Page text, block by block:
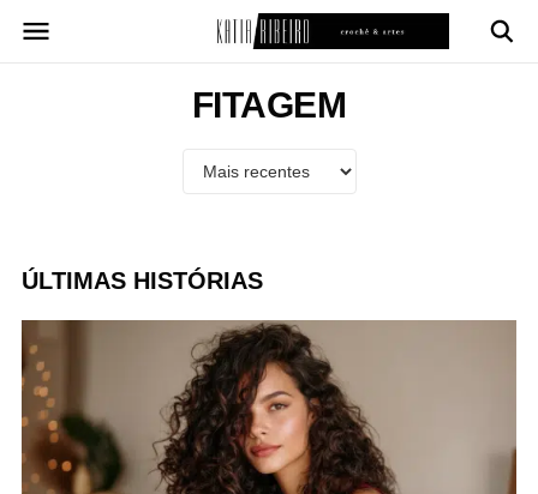
para
FITAGEM
ÚLTIMAS HISTÓRIAS